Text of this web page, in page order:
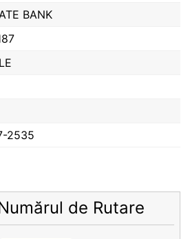
BANK
2535
de Rutare